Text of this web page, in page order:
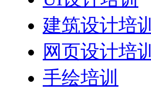
建筑设计培训
网页设计培训
手绘培训